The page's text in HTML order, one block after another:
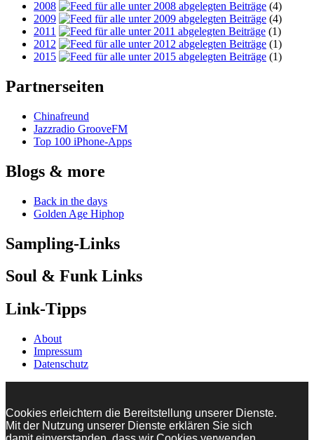
2008
(4)
2009
(4)
2011
(1)
2012
(1)
2015
(1)
Partnerseiten
Chinafreund
Jazzradio GrooveFM
Top 100 iPhone-Apps
Blogs & more
Back in the days
Golden Age Hiphop
Sampling-Links
Soul & Funk Links
Link-Tipps
About
Impressum
Datenschutz
Cookies erleichtern die Bereitstellung unserer Dienste.
Mit der Nutzung unserer Dienste erklären Sie sich